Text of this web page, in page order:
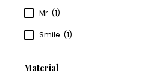
Mr (1)
Smile (1)
Material